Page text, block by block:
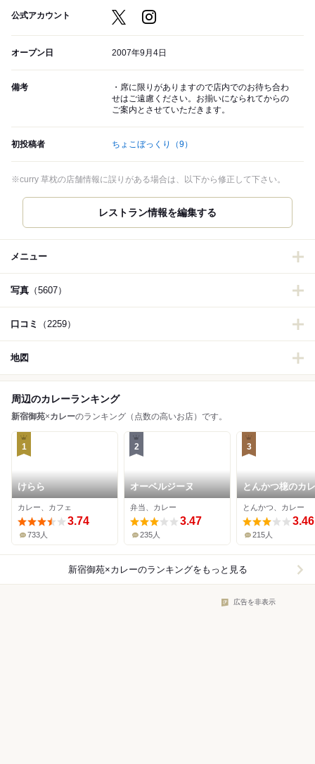
公式アカウント
オープン日 2007年9月4日
備考
・席に限りがありますので店内でのお待ち合わ
せはご遠慮ください。お揃いになられてからの
ご案内とさせていただきます。
初投稿者 ちょこぼっくり （9）
※curry 草枕の店舗情報に誤りがある場合は、以下から修正して下さい。
レストラン情報を編集する
メニュー
写真 （5607）
口コミ （2259）
地図
周辺のカレーランキング
新宿御苑×カレーのランキング（点数の高いお店）です。
1
けらら
カレー、カフェ
3.74
733人
2
オーベルジーヌ
弁当、カレー
3.47
235人
3
とんかつ檍のカ
いっぺこっぺ 新
苑店
とんかつ、カレー
3.46
215人
新宿御苑×カレーのランキングをもっと見る
広告を非表示